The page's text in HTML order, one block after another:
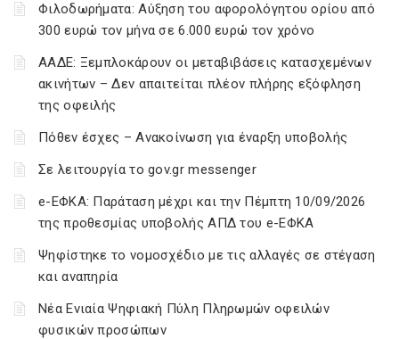
Φιλοδωρήματα: Αύξηση του αφορολόγητου ορίου από
300 ευρώ τον μήνα σε 6.000 ευρώ τον χρόνο
ΑΑΔΕ: Ξεμπλοκάρουν οι μεταβιβάσεις κατασχεμένων
ακινήτων – Δεν απαιτείται πλέον πλήρης εξόφληση
της οφειλής
Πόθεν έσχες – Ανακοίνωση για έναρξη υποβολής
Σε λειτουργία το gov.gr messenger
e-ΕΦΚΑ: Παράταση μέχρι και την Πέμπτη 10/09/2026
της προθεσμίας υποβολής ΑΠΔ του e-ΕΦΚΑ
Ψηφίστηκε το νομοσχέδιο με τις αλλαγές σε στέγαση
και αναπηρία
Νέα Ενιαία Ψηφιακή Πύλη Πληρωμών οφειλών
φυσικών προσώπων